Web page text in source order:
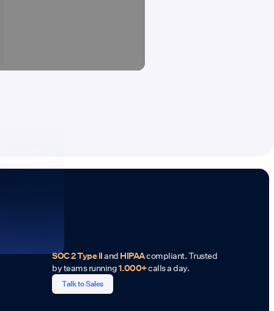
SOC 2 Type IIand HIPAAcompliant. Trusted
by teams running1.000+calls a day.
Talk to Sales